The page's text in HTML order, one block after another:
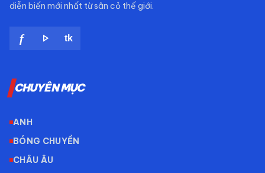
diễn biến mới nhất từ sân cỏ thế giới.
f play_arrow tk
CHUYÊN MỤC
ANH
BÓNG CHUYỀN
CHÂU ÂU